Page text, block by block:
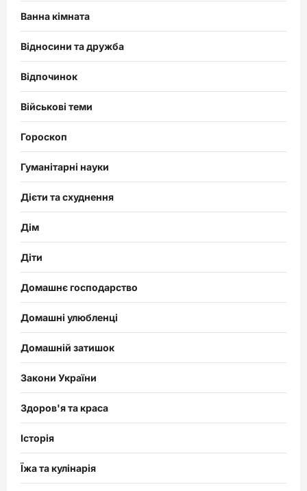
Ванна кімната
Відносини та дружба
Відпочинок
Військові теми
Гороскоп
Гуманітарні науки
Дієти та схуднення
Дім
Діти
Домашнє господарство
Домашні улюбленці
Домашній затишок
Закони України
Здоров'я та краса
Історія
Їжа та кулінарія